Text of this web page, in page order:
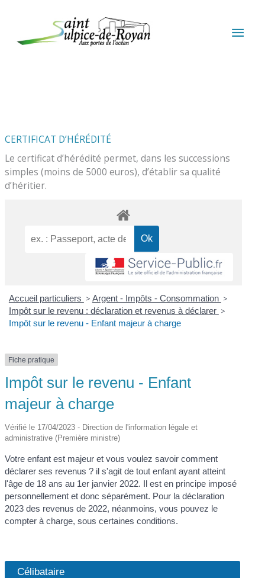
CERTIFICAT D’HÉRÉDITÉ
Le certificat d’hérédité permet, dans les successions
simples (moins de 5000 euros), d’établir sa qualité
d’héritier.
Accueil particuliers > Argent - Impôts - Consommation >
Impôt sur le revenu : déclaration et revenus à déclarer >
Impôt sur le revenu - Enfant majeur à charge
Fiche pratique
Impôt sur le revenu - Enfant
majeur à charge
Vérifié le 17/04/2023 - Direction de l'information légale et
administrative (Première ministre)
Votre enfant est majeur et vous voulez savoir comment
déclarer ses revenus ? il s'agit de tout enfant ayant atteint
l'âge de 18 ans au 1er janvier 2022. Il est en principe imposé
personnellement et donc séparément. Pour la déclaration
2023 des revenus de 2022, néanmoins, vous pouvez le
compter à charge, sous certaines conditions.
Célibataire